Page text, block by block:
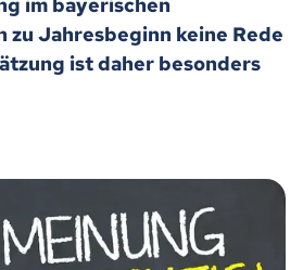
zu Jahresbeginn keine Rede
ist daher besonders